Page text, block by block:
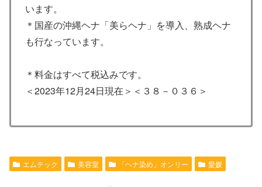
います。
＊国産の沖縄ヘナ「美らヘナ」を導入、熟成ヘナ
も行なっています。
＊料金はすべて税込みです。
＜2023年12月24日現在＞＜３８－０３６＞
エムテック 美容室 「ヘナ染め」オンリー 愛媛